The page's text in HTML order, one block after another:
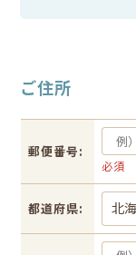
ご住所
郵便番号:
必
都道府県: